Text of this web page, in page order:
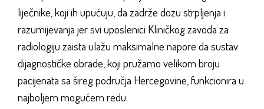
liječnike, koji ih upućuju, da zadrže dozu strpljenja i
razumijevanja jer svi uposlenici Kliničkog zavoda za
radiologiju zaista ulažu maksimalne napore da sustav
dijagnostičke obrade, koji pružamo velikom broju
pacijenata sa šireg područja Hercegovine, funkcionira u
najboljem mogućem redu.